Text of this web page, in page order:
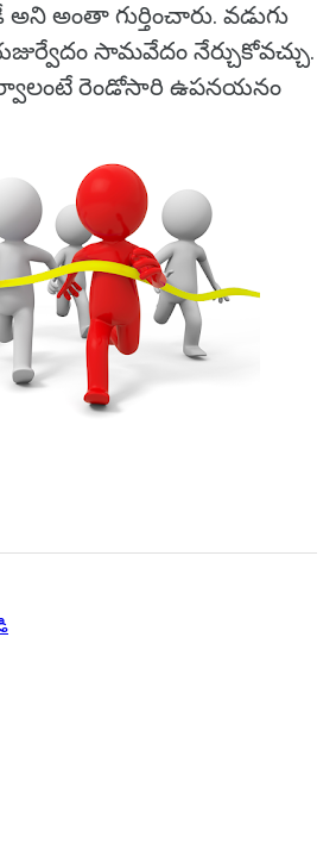
అని అంతా గుర్తించారు. వడుగు
సామవేదం నేర్చుకోవచ్చు.
రెండోసారి ఉపనయనం